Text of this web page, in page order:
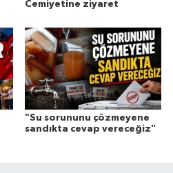
Cemiyetine ziyaret
"Su sorununu çözmeyene
sandıkta cevap vereceğiz"